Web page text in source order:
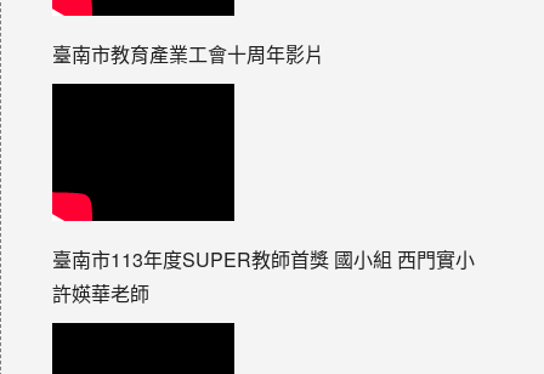
臺南市教育產業工會十周年影片
臺南市113年度SUPER教師首獎 國小組 西門實小
許媖華老師